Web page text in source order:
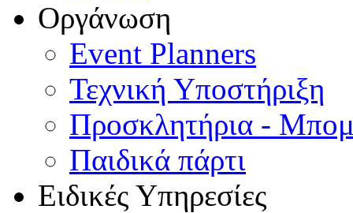
Οργάνωση
Event Planners
Τεχνική Υποστήριξη
Προσκλητήρια -
Παιδικά πάρτι
Ειδικές Υπηρεσίες